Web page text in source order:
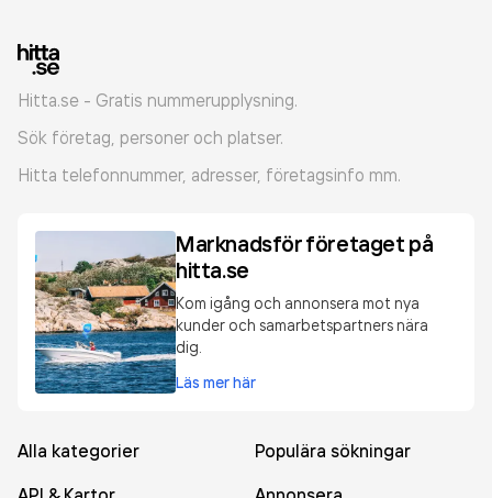
Hitta.se - Gratis nummerupplysning.
Sök företag, personer och platser.
Hitta telefonnummer, adresser, företagsinfo mm.
Marknadsför företaget på
hitta.se
Kom igång och annonsera mot nya
kunder och samarbetspartners nära
dig.
Läs mer här
Alla kategorier
Populära sökningar